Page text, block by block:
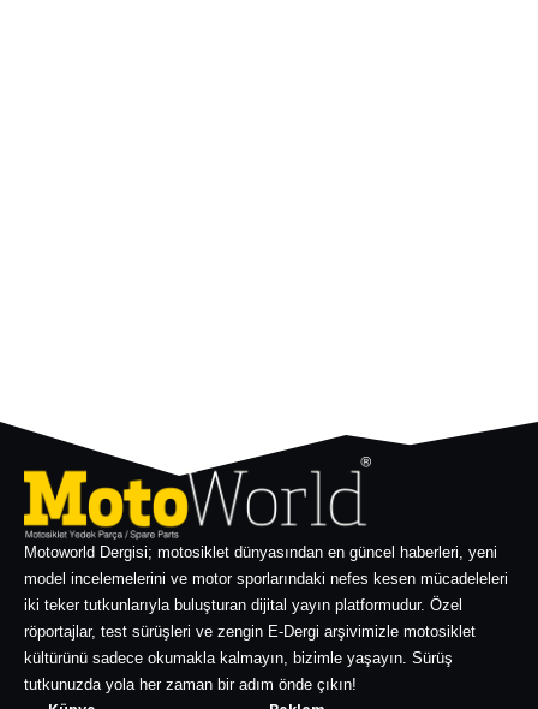
Motoworld Dergisi; motosiklet dünyasından en güncel haberleri, yeni
model incelemelerini ve motor sporlarındaki nefes kesen mücadeleleri
iki teker tutkunlarıyla buluşturan dijital yayın platformudur. Özel
röportajlar, test sürüşleri ve zengin E-Dergi arşivimizle motosiklet
kültürünü sadece okumakla kalmayın, bizimle yaşayın. Sürüş
tutkunuzda yola her zaman bir adım önde çıkın!